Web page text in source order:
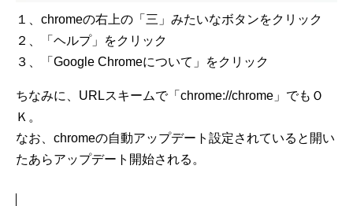
１、chromeの右上の「三」みたいなボタンをクリック
２、「ヘルプ」をクリック
３、「Google Chromeについて」をクリック
ちなみに、URLスキームで「chrome://chrome」でもＯ
Ｋ。
なお、chromeの自動アップデート設定されていると開い
たあらアップデート開始される。